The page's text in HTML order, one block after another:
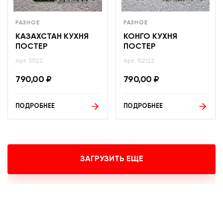
РАЗНОЕ
КАЗАХСТАН КУХНЯ
ПОСТЕР
Арт: 51122
790,00 ₽
ПОДРОБНЕЕ
РАЗНОЕ
КОНГО КУХНЯ
ПОСТЕР
Арт: 152122
790,00 ₽
ПОДРОБНЕЕ
ЗАГРУЗИТЬ ЕЩЕ